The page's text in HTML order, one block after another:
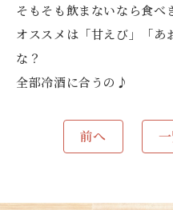
そもそも飲まないなら食べ
オススメは「甘えび」「あ
な？
全部冷酒に合うの♪
前へ